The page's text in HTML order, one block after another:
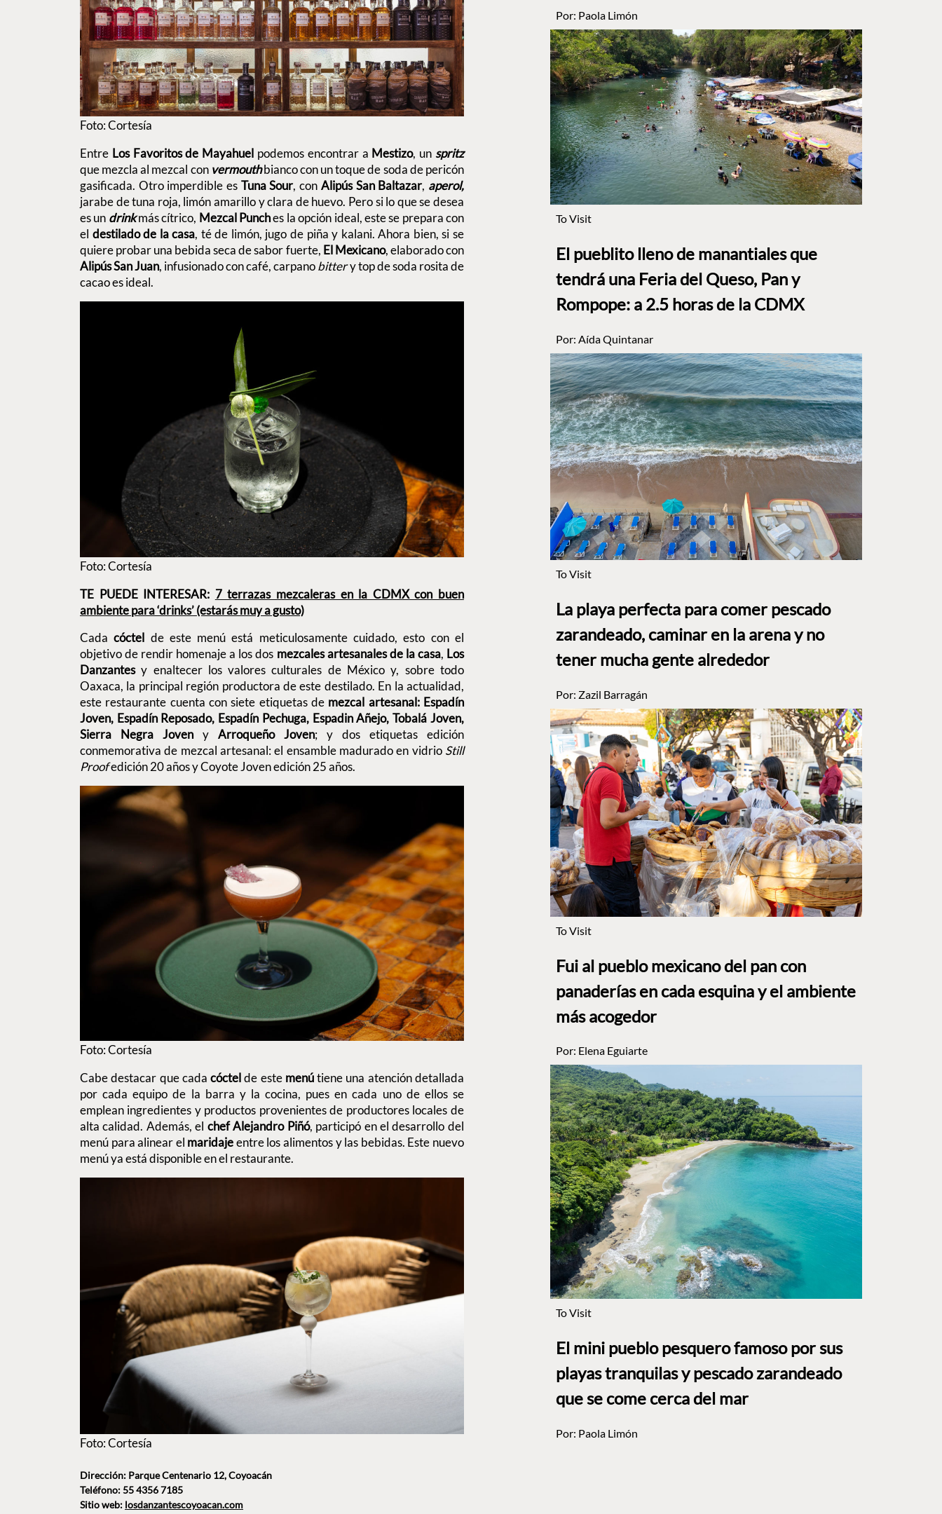
Foto: Cortesía
Entre Los Favoritos de Mayahuel podemos encontrar a Mestizo, un spritz
que mezcla al mezcal con vermouthbianco con un toque de soda de pericón
gasificada. Otro imperdible es Tuna Sour, con Alipús San Baltazar, aperol,
jarabe de tuna roja, limón amarillo y clara de huevo. Pero si lo que se desea
es un drinkmás cítrico, Mezcal Punches la opción ideal, este se prepara con
el destilado de la casa, té de limón, jugo de piña y kalani. Ahora bien, si se
quiere probar una bebida seca de sabor fuerte, El Mexicano, elaborado con
Alipús San Juan, infusionado con café, carpanobittery top de soda rosita de
cacao es ideal.
Foto: Cortesía
TE PUEDE INTERESAR: 7 terrazas mezcaleras en la CDMX con buen
ambiente para ‘drinks’ (estarás muy a gusto)
Cadacóctel de este menú está meticulosamente cuidado, esto con el
objetivo de rendir homenaje a los dos mezcales artesanales de la casa, Los
Danzantesy enaltecer los valores culturales de México y, sobre todo
Oaxaca, la principal región productora de este destilado. En la actualidad,
este restaurante cuenta con siete etiquetas de mezcal artesanal: Espadín
Joven, Espadín Reposado, Espadín Pechuga, Espadin Añejo, Tobalá Joven,
Sierra Negra Joveny Arroqueño Joven; y dos etiquetas edición
conmemorativa de mezcal artesanal: el ensamble madurado en vidrio Still
Proofedición 20 años y Coyote Joven edición 25 años.
Foto: Cortesía
Cabe destacar que cadacóctelde este menútiene una atención detallada
por cada equipo de la barra y la cocina, pues en cada uno de ellos se
emplean ingredientes y productos provenientes de productores locales de
alta calidad. Además, el chef Alejandro Piñó, participó en el desarrollo del
menú para alinear el maridajeentre los alimentos y las bebidas. Este nuevo
menú ya está disponible en el restaurante.
Foto: Cortesía
Dirección: Parque Centenario 12, Coyoacán
Teléfono: 55 4356 7185
Sitio web: losdanzantescoyoacan.com
Por: Paola Limón
To Visit
El pueblito lleno de manantiales que
tendrá una Feria del Queso, Pan y
Rompope: a 2.5 horas de la CDMX
Por: Aída Quintanar
To Visit
La playa perfecta para comer pescado
zarandeado, caminar en la arena y no
tener mucha gente alrededor
Por: Zazil Barragán
To Visit
Fui al pueblo mexicano del pan con
panaderías en cada esquina y el ambiente
más acogedor
Por: Elena Eguiarte
To Visit
El mini pueblo pesquero famoso por sus
playas tranquilas y pescado zarandeado
que se come cerca del mar
Por: Paola Limón